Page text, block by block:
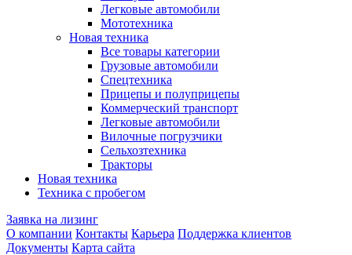
Легковые автомобили
Мототехника
Новая техника
Все товары категории
Грузовые автомобили
Спецтехника
Прицепы и полуприцепы
Коммерческий транспорт
Легковые автомобили
Вилочные погрузчики
Сельхозтехника
Тракторы
Новая техника
Техника с пробегом
Заявка на лизинг
О компании Контакты Карьера Поддержка клиентов
Документы Карта сайта